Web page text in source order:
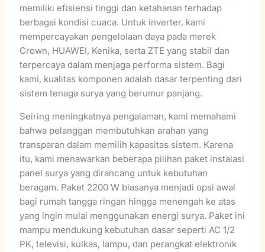
memiliki efisiensi tinggi dan ketahanan terhadap
berbagai kondisi cuaca. Untuk inverter, kami
mempercayakan pengelolaan daya pada merek
Crown, HUAWEI, Kenika, serta ZTE yang stabil dan
terpercaya dalam menjaga performa sistem. Bagi
kami, kualitas komponen adalah dasar terpenting dari
sistem tenaga surya yang berumur panjang.
Seiring meningkatnya pengalaman, kami memahami
bahwa pelanggan membutuhkan arahan yang
transparan dalam memilih kapasitas sistem. Karena
itu, kami menawarkan beberapa pilihan paket instalasi
panel surya yang dirancang untuk kebutuhan
beragam. Paket 2200 W biasanya menjadi opsi awal
bagi rumah tangga ringan hingga menengah ke atas
yang ingin mulai menggunakan energi surya. Paket ini
mampu mendukung kebutuhan dasar seperti AC 1/2
PK, televisi, kulkas, lampu, dan perangkat elektronik